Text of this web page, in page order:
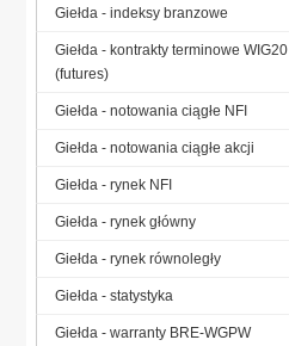
Giełda - indeksy branzowe
Giełda - kontrakty terminowe WIG20
(futures)
Giełda - notowania ciągłe NFI
Giełda - notowania ciągłe akcji
Giełda - rynek NFI
Giełda - rynek główny
Giełda - rynek równoległy
Giełda - statystyka
Giełda - warranty BRE-WGPW